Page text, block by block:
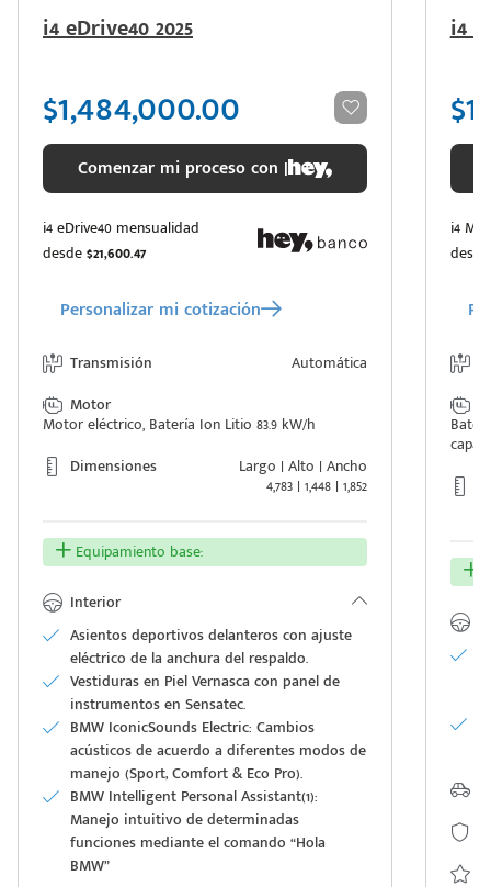
i4 eDrive40 2025
$1,484,000.00
Comenzar mi proceso con |
i4 eDrive40 mensualidad
desde$21,600.47
Personalizar mi cotización
Transmisión
Automática
Motor
Motor eléctrico, Batería Ion Litio 83.9 kW/h
Dimensiones
Largo | Alto | Ancho
4,783 | 1,448 | 1,852
Equipamiento base:
Interior
Asientos deportivos delanteros con ajuste
eléctrico de la anchura del respaldo.
Vestiduras en Piel Vernasca con panel de
instrumentos en Sensatec.
BMW IconicSounds Electric: Cambios
acústicos de acuerdo a diferentes modos de
manejo (Sport, Comfort & Eco Pro).
BMW Intelligent Personal Assistant(1):
Manejo intuitivo de determinadas
funciones mediante el comando “Hola
BMW”
i4
i4